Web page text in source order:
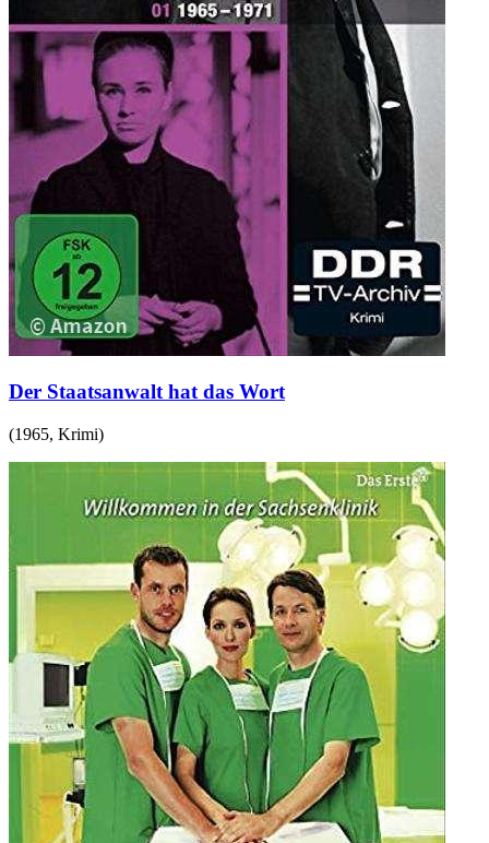
Der Staatsanwalt hat das Wort
(1965, Krimi)